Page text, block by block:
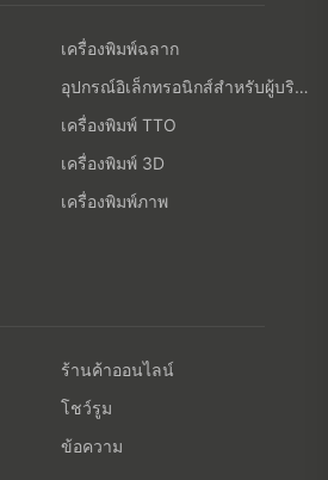
เครื่องพิมพ์ฉลาก
อุปกรณ์อิเล็กทรอนิกส์สำหรับผู้บริโภค
เครื่องพิมพ์ TTO
เครื่องพิมพ์ 3D
เครื่องพิมพ์ภาพ
ร้านค้าออนไลน์
โชว์รูม
ข้อความ